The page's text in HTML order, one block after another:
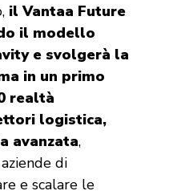
il Vantaa Future
il modello
e svolgerà la
in un primo
realtà
logistica,
avanzata,
di
e scalare le